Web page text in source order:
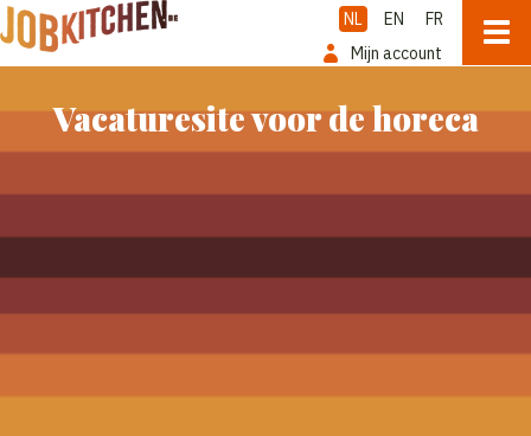
NL EN
FR
Mijn account
Vacaturesite voor de horeca